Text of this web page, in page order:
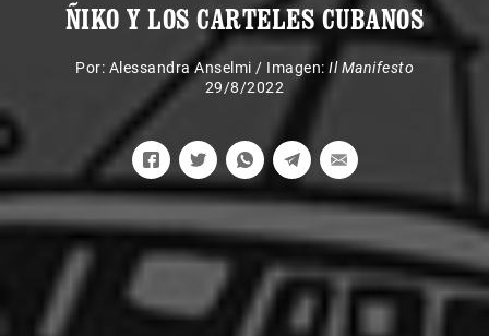
ÑIKO Y LOS CARTELES CUBANOS
Por: Alessandra Anselmi / Imagen: Il Manifesto
29/8/2022